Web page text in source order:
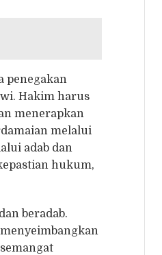
penegakan
Hakim harus
menerapkan
melalui
adab dan
hukum,
beradab.